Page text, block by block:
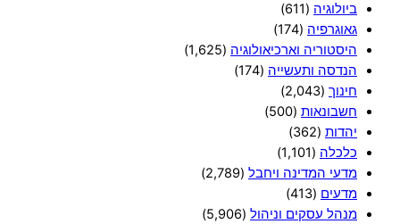
ביולוגיה (611)
גאוגרפיה (174)
היסטוריה וארכיאולוגיה (1,625)
הנדסה ותעשייה (174)
חינוך (2,043)
חשבונאות (500)
יהדות (362)
כלכלה (1,101)
מדעי המדינה ויחבל (2,789)
מדעים (413)
מנהל עסקים וניהול (5,906)